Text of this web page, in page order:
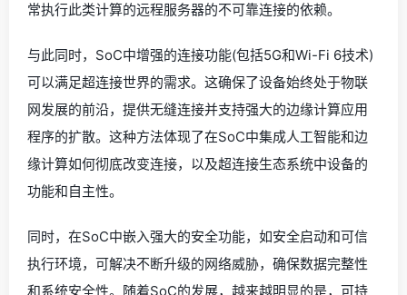
常执行此类计算的远程服务器的不可靠连接的依赖。
与此同时，SoC中增强的连接功能(包括5G和Wi-Fi 6技术)
可以满足超连接世界的需求。这确保了设备始终处于物联
网发展的前沿，提供无缝连接并支持强大的边缘计算应用
程序的扩散。这种方法体现了在SoC中集成人工智能和边
缘计算如何彻底改变连接，以及超连接生态系统中设备的
功能和自主性。
同时，在SoC中嵌入强大的安全功能，如安全启动和可信
执行环境，可解决不断升级的网络威胁，确保数据完整性
和系统安全性。随着SoC的发展，越来越明显的是，可持